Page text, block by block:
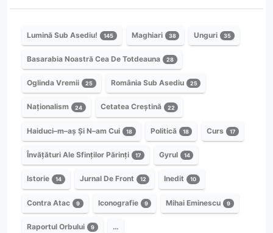
Lumină Sub Asediu! 145 Maghiari 38 Unguri 35
Basarabia Noastră Cea De Totdeauna 28
Oglinda Vremii 25 România Sub Asediu 25
Naționalism 24 Cetatea Creștină 22
Haiduci–m–aș Și N–am Cui 18 Politică 18 Curs 17
Învățături Ale Sfinților Părinți 17 Gyrul 14
Istorie 14 Jurnal De Front 12 Inedit 10
Contra Atac 9 Iconografie 9 Mihai Eminescu 9
Raportul Orbului 9 …